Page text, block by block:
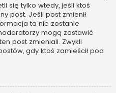
się tylko wtedy, jeśli ktoś
post. Jeśli post zmienił
ta nie zostanie
mogą zostawić
post zmieniali. Zwykli
gdy ktoś zamieścił pod